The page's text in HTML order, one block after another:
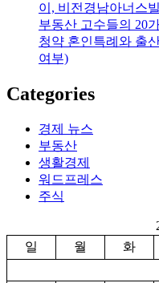
이, 비전경남아너스빌
부동산 고수들의 20
청약 혼인특례와 출
여부)
Categories
경제 뉴스
부동산
생활경제
워드프레스
주식
일
월 화